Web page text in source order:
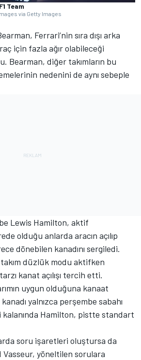
Team
via Getty Images
Ferrari’nin sıra dışı arka
için fazla ağır olabileceği
Bearman, diğer takımların bu
nedenini de aynı sebeple
Lewis Hamilton, aktif
olduğu anlarda aracın açılıp
dönebilen kanadını sergiledi.
düzlük modu aktifken
kanat açılışı tercih etti.
uygun olduğuna kanaat
yalnızca perşembe sabahı
Hamilton, pistte standart
soru işaretleri oluştursa da
Vasseur, yöneltilen sorulara